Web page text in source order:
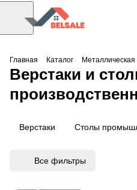
Главная Каталог
Верстаки и
Верстаки Столы
Все фильтры